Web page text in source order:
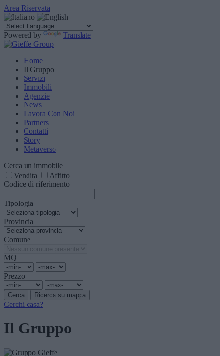
Area Riservata
Powered by Translate
Home
Il Gruppo
Servizi
Immobili
Agenzie
News
Lavora Con Noi
Partners
Contatti
Story
Metaverso
Cerca un immobile
Vendita
Affitto
Codice di riferimento
Tipologia
Provincia
Comune
MQ
Prezzo
Cerchi casa?
Il Gruppo